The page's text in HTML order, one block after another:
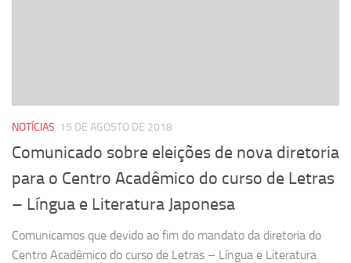
NOTÍCIAS 15 DE AGOSTO DE 2018
Comunicado sobre eleições de nova diretoria
para o Centro Acadêmico do curso de Letras
– Língua e Literatura Japonesa
Comunicamos que devido ao fim do mandato da diretoria do
Centro Acadêmico do curso de Letras – Língua e Literatura